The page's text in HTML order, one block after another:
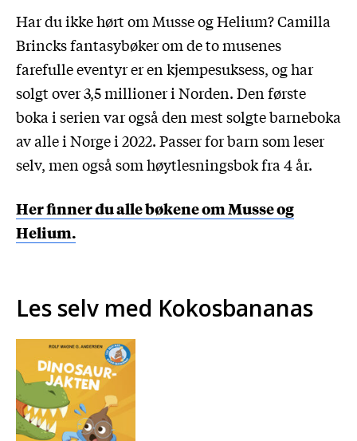
Har du ikke hørt om Musse og Helium? Camilla
Brincks fantasybøker om de to musenes
farefulle eventyr er en kjempesuksess, og har
solgt over 3,5 millioner i Norden. Den første
boka i serien var også den mest solgte barneboka
av alle i Norge i 2022.Passer for barn som leser
selv, men også som høytlesningsbok fra 4 år.
Her finner du alle bøkene om Musse og
Helium.
Les selv med Kokosbananas